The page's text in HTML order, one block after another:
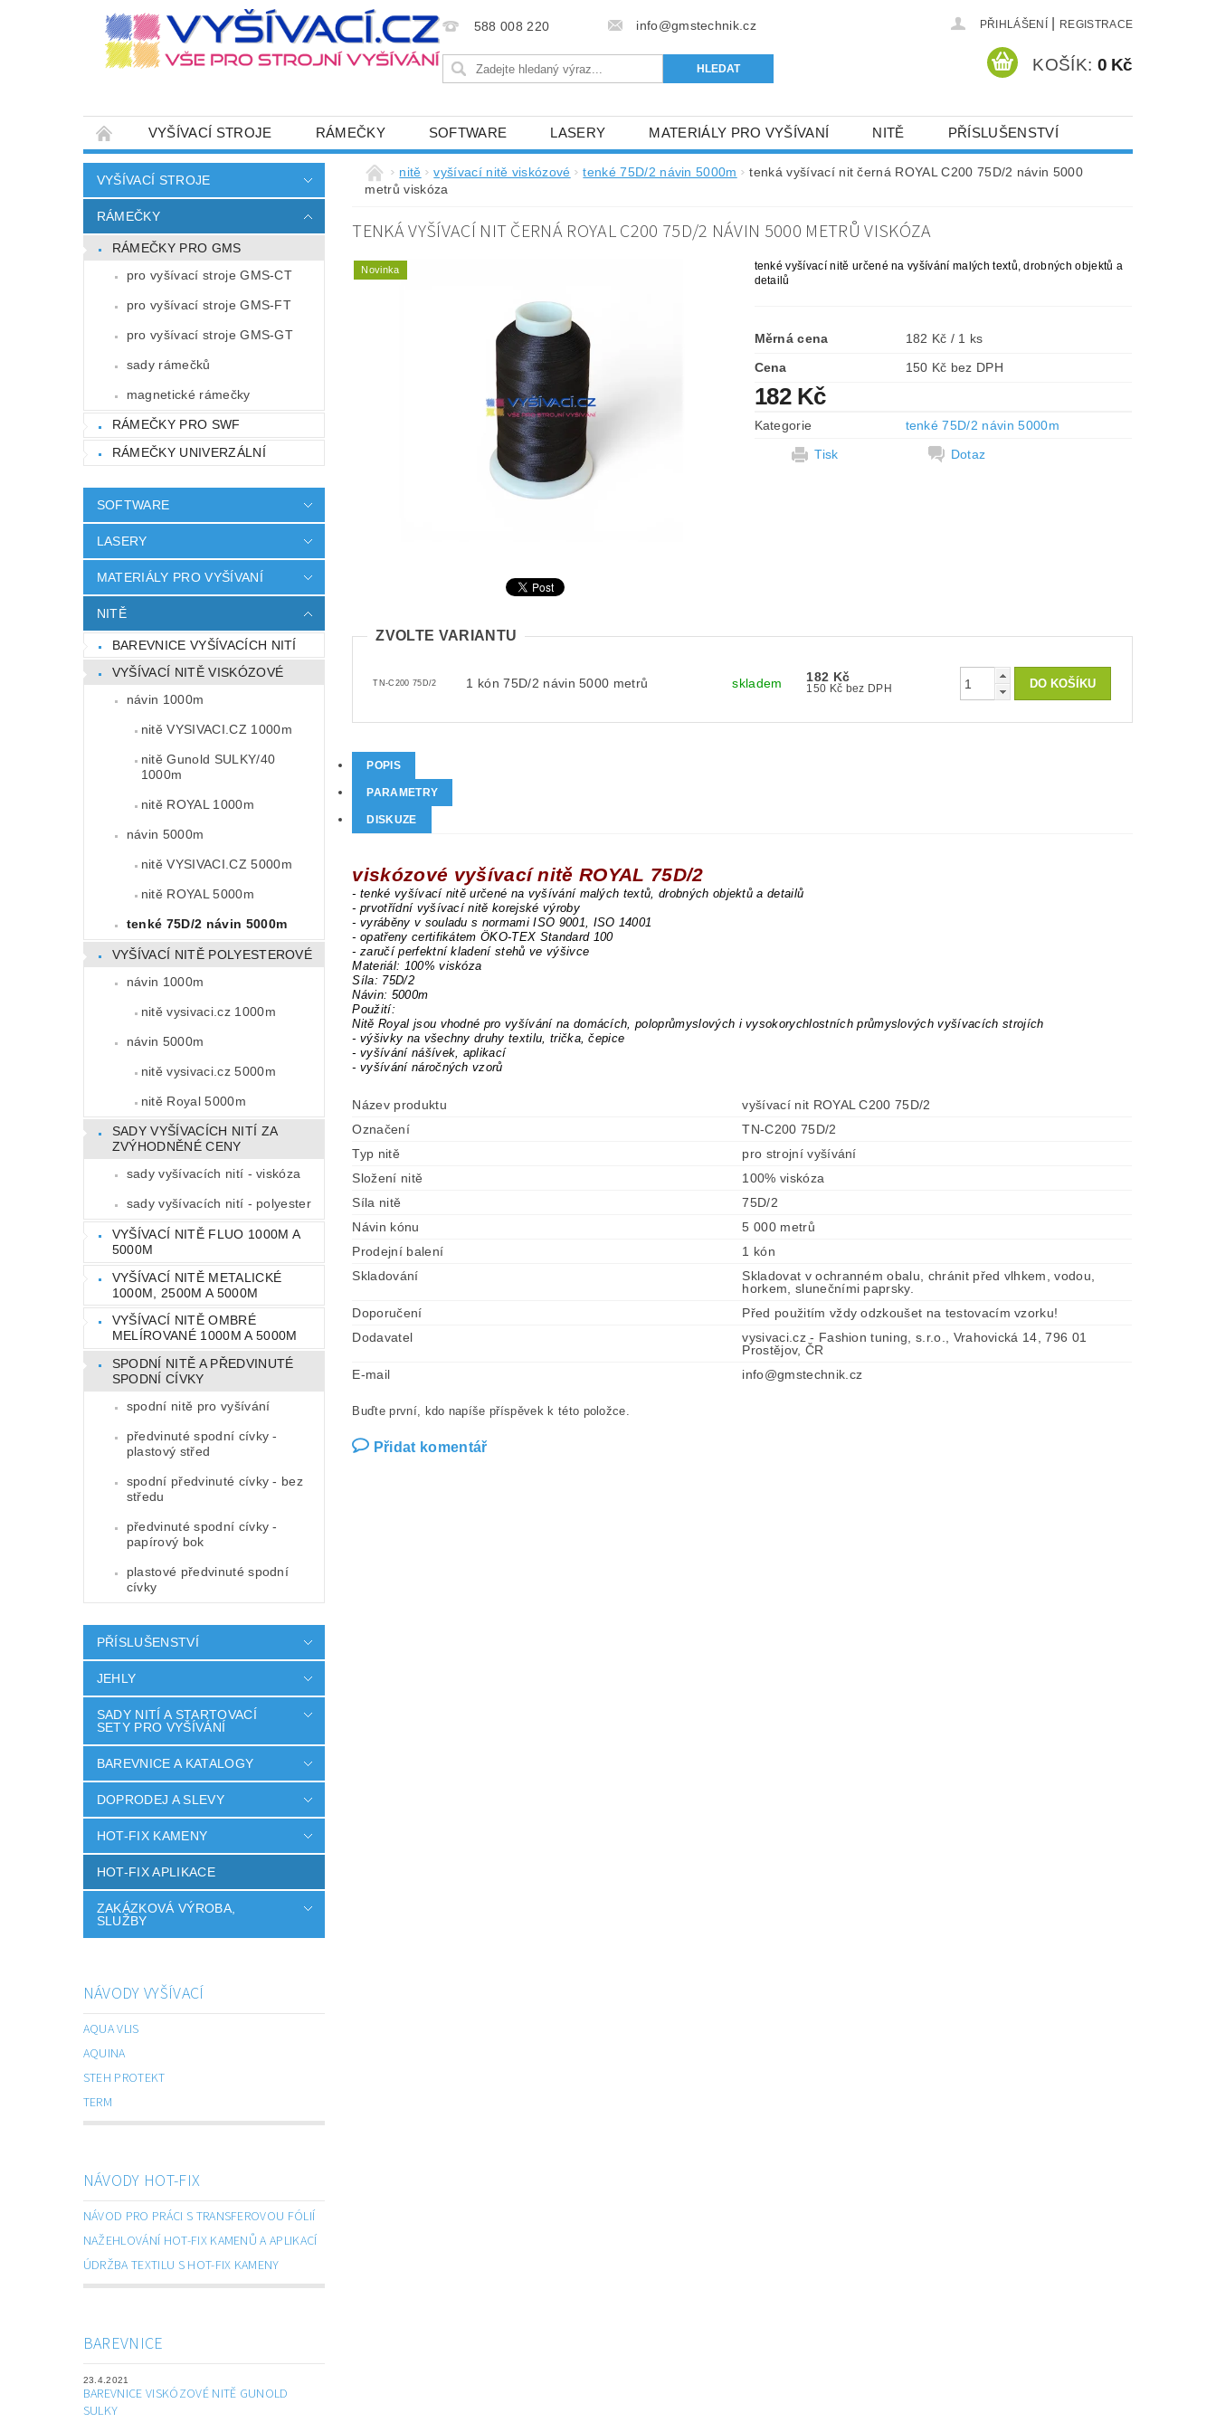
588 008 220 info@gmstechnik.cz PŘIHLÁŠENÍ REGISTRACE
KOŠÍK: 0 Kč
VYŠÍVACÍ STROJE RÁMEČKY SOFTWARE LASERY MATERIÁLY PRO VYŠÍVANÍ NITĚ PŘÍSLUŠENSTVÍ
JEHLY SADY NITÍ A STARTOVACÍ SETY PRO VYŠÍVÁNÍ BAREVNICE A KATALOGY DOPRODEJ A SLEVY HOT-FIX KAMENY
HOT-FIX APLIKACE ZAKÁZKOVÁ VÝROBA, SLUŽBY
CENÍK DOPRAVY (NÁKLADŮ EXPEDICE) PLATNÝ OD 6. 5.2024 OBCHODNÍ PODMÍNKY PRO E-SHOP VYSIVACI.CZ
ZÁSADY OCHRANY OSOBNÍCH ÚDAJŮ
VYŠÍVACÍ STROJE
RÁMEČKY
RÁMEČKY PRO GMS
pro vyšívací stroje GMS-CT
pro vyšívací stroje GMS-FT
pro vyšívací stroje GMS-GT
sady rámečků
magnetické rámečky
RÁMEČKY PRO SWF
RÁMEČKY UNIVERZÁLNÍ
SOFTWARE
LASERY
MATERIÁLY PRO VYŠÍVANÍ
NITĚ
BAREVNICE VYŠÍVACÍCH NITÍ
VYŠÍVACÍ NITĚ VISKÓZOVÉ
návin 1000m
nitě VYSIVACI.CZ 1000m
nitě Gunold SULKY/40
1000m
nitě ROYAL 1000m
návin 5000m
nitě VYSIVACI.CZ 5000m
nitě ROYAL 5000m
tenké 75D/2 návin 5000m
VYŠÍVACÍ NITĚ POLYESTEROVÉ
návin 1000m
nitě vysivaci.cz 1000m
návin 5000m
nitě vysivaci.cz 5000m
nitě Royal 5000m
SADY VYŠÍVACÍCH NITÍ ZA
ZVÝHODNĚNÉ CENY
sady vyšívacích nití - viskóza
sady vyšívacích nití - polyester
VYŠÍVACÍ NITĚ FLUO 1000M A
5000M
VYŠÍVACÍ NITĚ METALICKÉ
1000M, 2500M A 5000M
VYŠÍVACÍ NITĚ OMBRÉ
MELÍROVANÉ 1000M A 5000M
SPODNÍ NITĚ A PŘEDVINUTÉ
SPODNÍ CÍVKY
spodní nitě pro vyšívání
předvinuté spodní cívky -
plastový střed
spodní předvinuté cívky - bez
středu
předvinuté spodní cívky -
papírový bok
plastové předvinuté spodní
cívky
PŘÍSLUŠENSTVÍ
JEHLY
SADY NITÍ A STARTOVACÍ
SETY PRO VYŠÍVÁNÍ
BAREVNICE A KATALOGY
DOPRODEJ A SLEVY
HOT-FIX KAMENY
HOT-FIX APLIKACE
ZAKÁZKOVÁ VÝROBA,
SLUŽBY
NÁVODY VYŠÍVACÍ
AQUA VLIS
AQUINA
STEH PROTEKT
TERM
NÁVODY HOT-FIX
NÁVOD PRO PRÁCI S TRANSFEROVOU FÓLIÍ
NAŽEHLOVÁNÍ HOT-FIX KAMENŮ A APLIKACÍ
ÚDRŽBA TEXTILU S HOT-FIX KAMENY
BAREVNICE
23.4.2021
BAREVNICE VISKÓZOVÉ NITĚ GUNOLD
SULKY
nitě vyšívací nitě viskózové tenké 75D/2 návin 5000m
tenká vyšívací nit černá ROYAL C200 75D/2 návin 5000
metrů viskóza
TENKÁ VYŠÍVACÍ NIT ČERNÁ ROYAL C200 75D/2 NÁVIN 5000 METRŮ VISKÓZA
Novinka
tenké vyšívací nitě určené na vyšívání malých textů, drobných objektů a
detailů
Měrná cena
182 Kč / 1 ks
Cena
150 Kč bez DPH
182 Kč
Kategorie
tenké 75D/2 návin 5000m
Tisk
Dotaz
ZVOLTE VARIANTU
TN-C200 75D/2 1 kón 75D/2 návin 5000 metrů skladem 182 Kč
150 Kč bez DPH
POPIS
PARAMETRY
DISKUZE
viskózové vyšívací nitě ROYAL 75D/2
- tenké vyšívací nitě určené na vyšívání malých textů, drobných objektů a detailů
- prvotřídní vyšívací nitě korejské výroby
- vyráběny v souladu s normami ISO 9001, ISO 14001
- opatřeny certifikátem ÖKO-TEX Standard 100
- zaručí perfektní kladení stehů ve výšivce
Materiál: 100% viskóza
Síla: 75D/2
Návin: 5000m
Použití:
Nitě Royal jsou vhodné pro vyšívání na domácích, poloprůmyslových i vysokorychlostních průmyslových vyšívacích strojích
- výšivky na všechny druhy textilu, trička, čepice
- vyšívání nášívek, aplikací
- vyšívání náročných vzorů
Název produktu
vyšívací nit ROYAL C200 75D/2
Označení
TN-C200 75D/2
Typ nitě
pro strojní vyšívání
Složení nitě
100% viskóza
Síla nitě
75D/2
Návin kónu
5 000 metrů
Prodejní balení
1 kón
Skladování
Skladovat v ochranném obalu, chránit před vlhkem, vodou,
horkem, slunečními paprsky.
Doporučení
Před použitím vždy odzkoušet na testovacím vzorku!
Dodavatel
vysivaci.cz - Fashion tuning, s.r.o., Vrahovická 14, 796 01
Prostějov, ČR
E-mail
info@gmstechnik.cz
Buďte první, kdo napíše příspěvek k této položce.
Přidat komentář